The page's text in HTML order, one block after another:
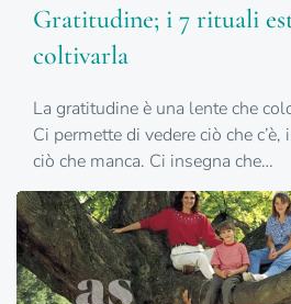
Gratitudine; i 7 rituali
coltivarla
La gratitudine è una lente che
Ci permette di vedere ciò che
ciò che manca. Ci insegna che…